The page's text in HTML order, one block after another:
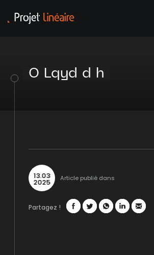
O Lqyd d h
13.03
2025 Article publié dans
Partagez !